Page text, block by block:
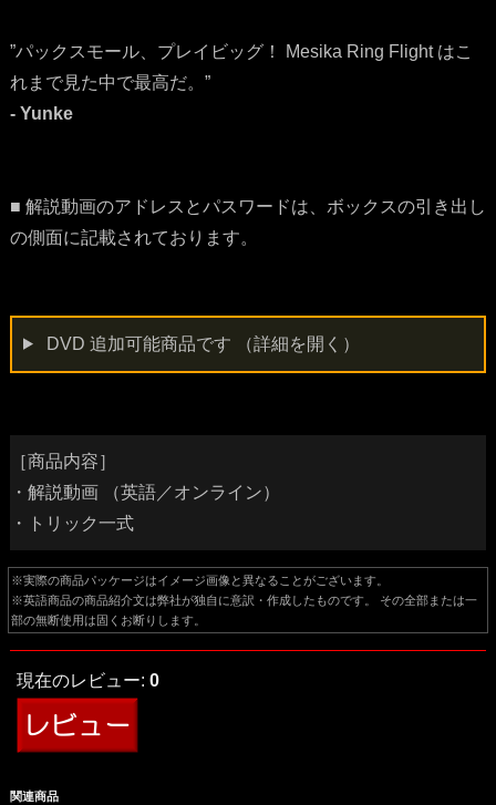
”パックスモール、プレイビッグ！ Mesika Ring Flight はこ
れまで見た中で最高だ。”
- Yunke
■ 解説動画のアドレスとパスワードは、ボックスの引き出し
の側面に記載されております。
DVD 追加可能商品です （詳細を開く）
［商品内容］
・解説動画 （英語／オンライン）
・トリック一式
※実際の商品パッケージはイメージ画像と異なることがございます。
※英語商品の商品紹介文は弊社が独自に意訳・作成したものです。 その全部または一
部の無断使用は固くお断りします。
現在のレビュー: 0
関連商品